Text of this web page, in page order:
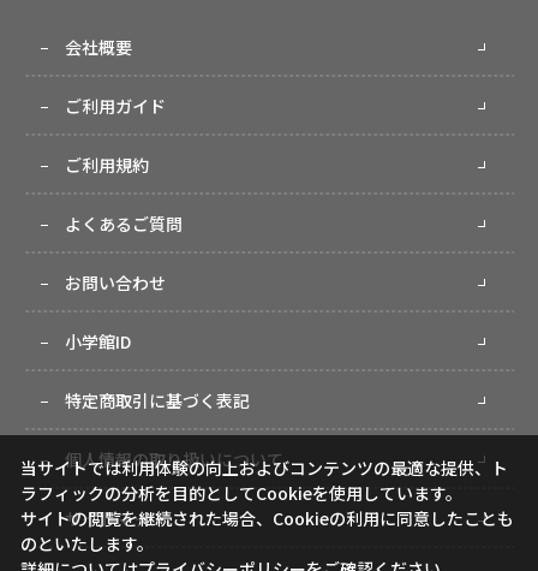
会社概要
ご利用ガイド
ご利用規約
よくあるご質問
お問い合わせ
小学館ID
特定商取引に基づく表記
個人情報の取り扱いについて
サイトマップ
当サイトでは利用体験の向上およびコンテンツの最適な提供、ト
ラフィックの分析を目的としてCookieを使用しています。
サイトの閲覧を継続された場合、Cookieの利用に同意したことも
のといたします。